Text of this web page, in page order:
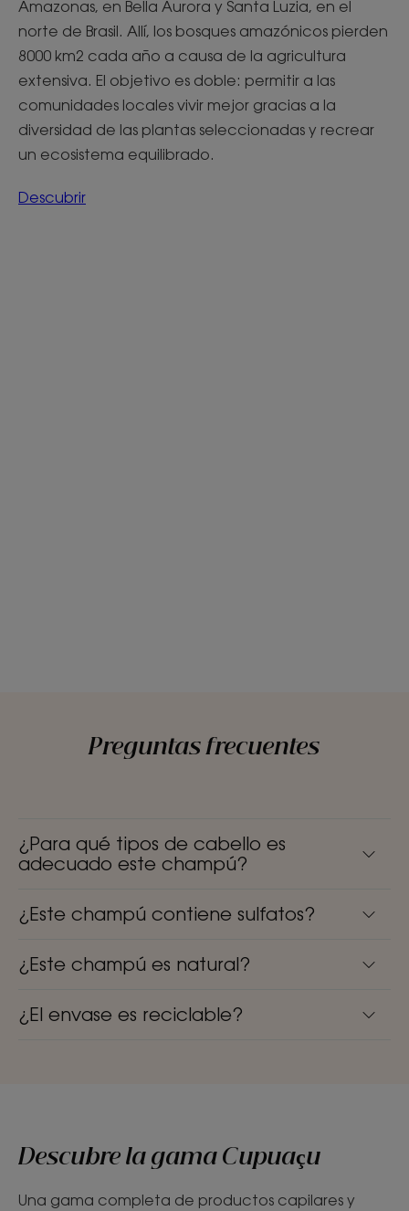
Amazonas, en Bella Aurora y Santa Luzia, en el
norte de Brasil. Allí, los bosques amazónicos pierden
8000 km2 cada año a causa de la agricultura
extensiva. El objetivo es doble: permitir a las
comunidades locales vivir mejor gracias a la
diversidad de las plantas seleccionadas y recrear
un ecosistema equilibrado.
Descubrir
Preguntas frecuentes
¿Para qué tipos de cabello es
adecuado este champú?
¿Este champú contiene sulfatos?
¿Este champú es natural?
¿El envase es reciclable?
Descubre la gama Cupuaçu
Una gama completa de productos capilares y